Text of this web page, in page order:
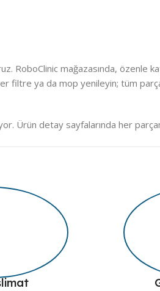
RoboClinic mağazasında, özenle
filtre ya da mop yenileyin; tüm
Ürün detay sayfalarında her
standartlarında sunulmakta,